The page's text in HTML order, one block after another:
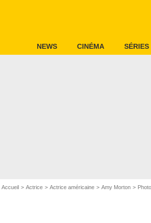
NEWS CINÉMA SÉRIES
Accueil Actrice Actrice américaine Amy Morton